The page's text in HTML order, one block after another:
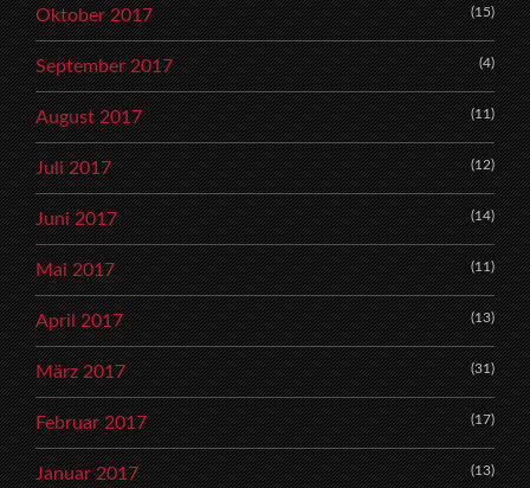
Oktober 2017 (15)
September 2017 (4)
August 2017 (11)
Juli 2017 (12)
Juni 2017 (14)
Mai 2017 (11)
April 2017 (13)
März 2017 (31)
Februar 2017 (17)
Januar 2017 (13)